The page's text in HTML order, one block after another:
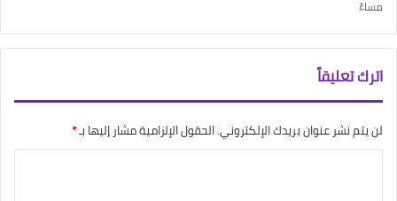
مساءً
اترك تعليقاً
لن يتم نشر عنوان بريدك الإلكتروني.الحقول الإلزامية مشار إليها بـ*